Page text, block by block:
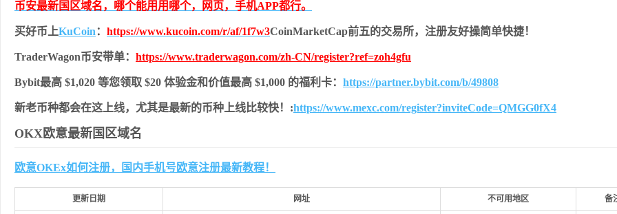
币安最新国区域名，哪个能用用哪个，网页，手机APP都行。
买好币上KuCoin ： https://www.kucoin.com/r/af/1f7w3CoinMarketCap前五的交易所，注册友好操简单快捷！
TraderWagon币安带单： https://www.traderwagon.com/zh-CN/register?ref=zoh4gfu
Bybit最高 $1,020 等您领取 $20 体验金和价值最高 $1,000 的福利卡： https://partner.bybit.com/b/49808
新老币种都会在这上线，尤其是最新的币种上线比较快！:https://www.mexc.com/register?inviteCode=QMGG0fX4
OKX欧意最新国区域名
欧意OKEx如何注册，国内手机号欧意注册最新教程！
更新日期 网址 不可用地区 备